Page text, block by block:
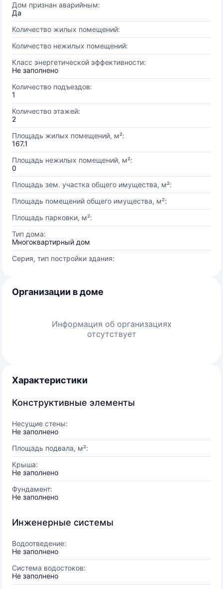
Дом признан аварийным:
Да
Количество жилых помещений:
Количество нежилых помещений:
Класс энергетической эффективности:
Не заполнено
Количество подъездов:
1
Количество этажей:
2
Площадь жилых помещений, м²:
167.1
Площадь нежилых помещений, м²:
0
Площадь зем. участка общего имущества, м²:
Площадь помещений общего имущества, м²:
Площадь парковки, м²:
Тип дома:
Многоквартирный дом
Серия, тип постройки здания:
Организации в доме
Информация об организациях
отсутствует
Характеристики
Конструктивные элементы
Несущие стены:
Не заполнено
Площадь подвала, м²:
Крыша:
Не заполнено
Фундамент:
Не заполнено
Инженерные системы
Водоотведение:
Не заполнено
Система водостоков:
Не заполнено